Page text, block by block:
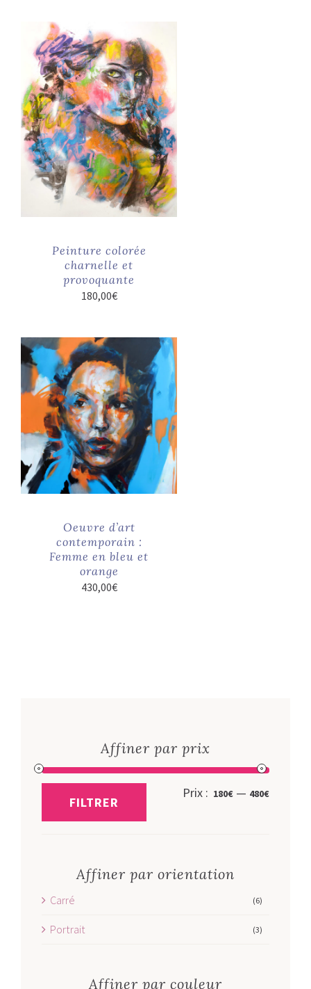
Peinture colorée
charnelle et
provoquante
180,00€
Oeuvre d’art
contemporain :
Femme en bleu et
orange
430,00€
Affiner par prix
Prix
Prix
FILTRER
Prix : 180€ — 480€
Affiner par orientation
Carré (6)
Portrait (3)
Affiner par couleur